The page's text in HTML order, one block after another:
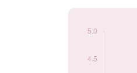
année